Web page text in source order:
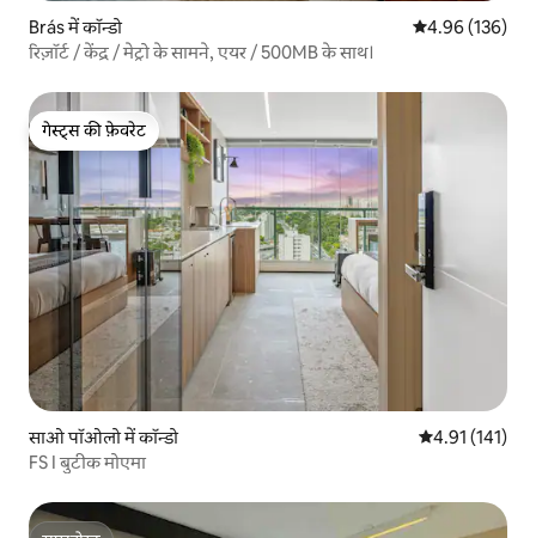
Brás में कॉन्डो औसत रेटिंग 5 में से
4.96 (136)
रिज़ॉर्ट / केंद्र / मेट्रो के सामने, एयर / 500MB के साथ।
गेस्ट्स की फ़ेवरेट
गेस्ट्स की फ़ेवरेट
साओ पॉओलो में कॉन्डो औसत रेटिंग 5 में से
4.91 (141)
FS I बुटीक मोएमा